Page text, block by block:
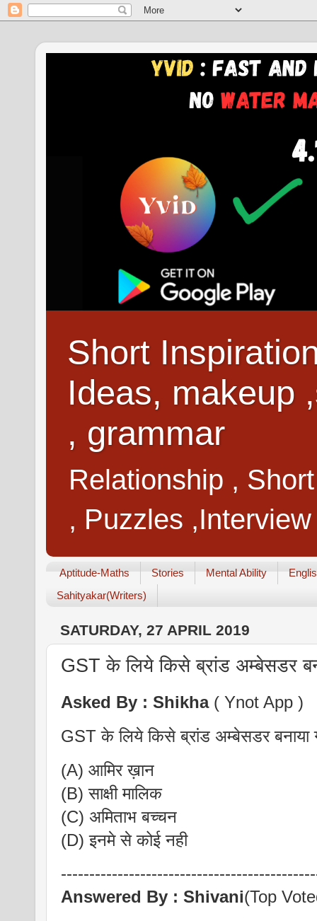
Short
Ideas, makeup
, grammar
Relationship ,
, Puzzles
Aptitude-Maths Stories Mental Ability
Sahityakar(Writers)
SATURDAY, 27 APRIL 2019
GST के लिये किसे ब्रांड अम्बेसडर
Asked By : Shikha ( Ynot App )
GST के लिये किसे ब्रांड अम्बेसडर बनाया
(A) आमिर ख़ान
(B) साक्षी मालिक
(C) अमिताभ बच्चन
(D) इनमे से कोई नही
Answered By : Shivani(Top